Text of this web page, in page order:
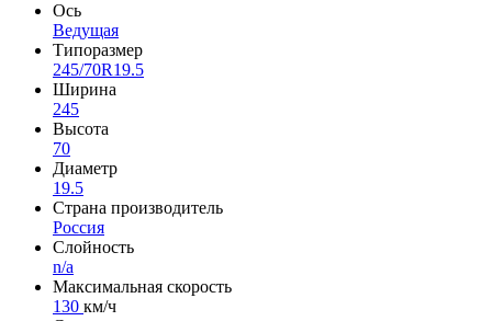
Ось
Ведущая
Типоразмер
245/70R19.5
Ширина
245
Высота
70
Диаметр
19.5
Страна производитель
Россия
Слойность
n/a
Максимальная скорость
130 км/ч